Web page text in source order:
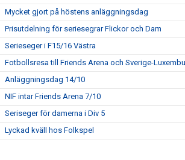
Mycket gjort på höstens anläggningsdag
Prisutdelning för seriesegrar Flickor och Dam
Serieseger i F15/16 Västra
Fotbollsresa till Friends Arena och Sverige-
Anläggningsdag 14/10
NIF intar Friends Arena 7/10
Seriseger för damerna i Div 5
Lyckad kväll hos Folkspel